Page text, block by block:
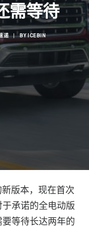
需等待
递 | BYICEBIN
版本，现在首次
承诺的全电动版
等待长达两年的